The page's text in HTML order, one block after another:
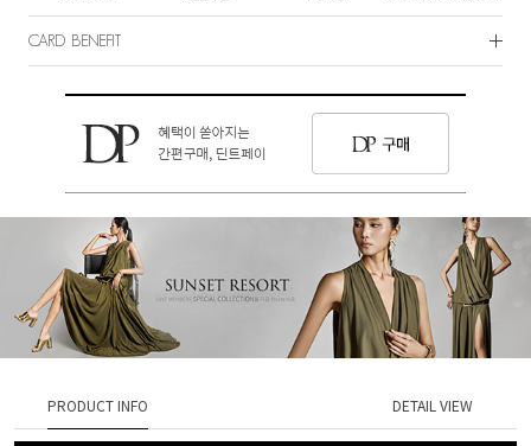
CARD BENEFIT
PRODUCT INFO DETAIL VIEW